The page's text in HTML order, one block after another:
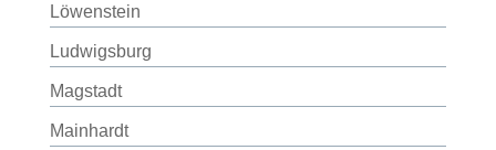
Löwenstein
Ludwigsburg
Magstadt
Mainhardt